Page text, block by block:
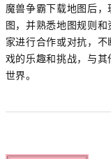
魔兽争霸下载地图后
图，并熟悉地图规则
家进行合作或对抗，
戏的乐趣和挑战，与
世界。